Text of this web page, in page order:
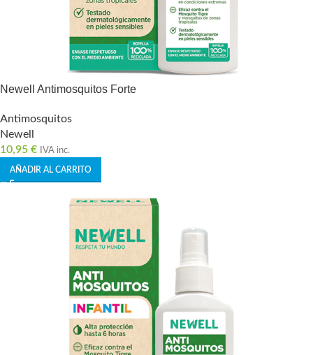
Newell Antimosquitos Forte
Antimosquitos
Newell
10,95 € IVA inc.
AÑADIR AL CARRITO